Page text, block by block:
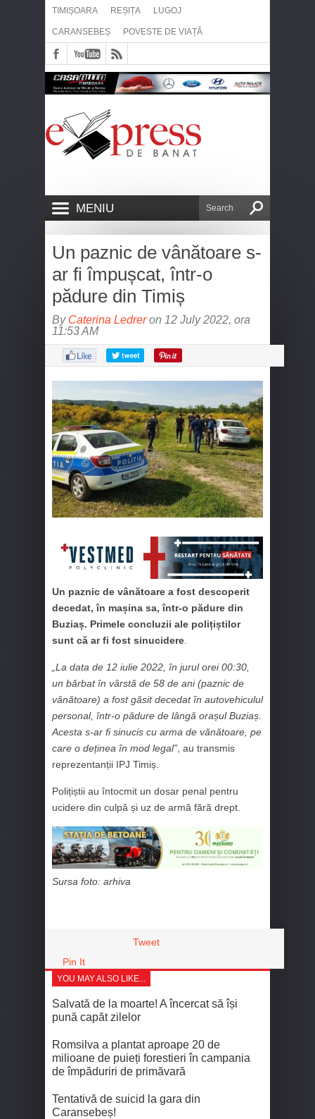
TIMIȘOARA REȘIȚA LUGOJ
CARANSEBEȘ POVESTE DE VIAȚĂ
MENIU
Un paznic de vânătoare s-
ar fi împușcat, într-o
pădure din Timiș
By Caterina Ledreron 12 July 2022, ora
11:53 AM
Un paznic de vânătoare a fost descoperit
decedat, în mașina sa, într-o pădure din
Buziaș. Primele concluzii ale polițiștilor
sunt că ar fi fost sinucidere
„La data de 12 iulie 2022, în jurul orei 00:30,
un bărbat în vârstă de 58 de ani (paznic de
vânătoare) a fost găsit decedat în autovehiculul
personal, într-o pădure de lângă orașul Buziaș.
Acesta s-ar fi sinucis cu arma de vănătoare, pe
care o deținea în mod legal” , au transmis
reprezentanții IPJ Timiș.
Polițiștii au întocmit un dosar penal pentru
ucidere din culpă și uz de armă fără drept.
Sursa foto: arhiva
Tweet
Pin It
YOU MAY ALSO LIKE...
Salvată de la moarte! A încercat să își
pună capăt zilelor
Romsilva a plantat aproape 20 de
milioane de puieți forestieri în campania
de împăduriri de primăvară
Tentativă de suicid la gara din
Caransebeș!